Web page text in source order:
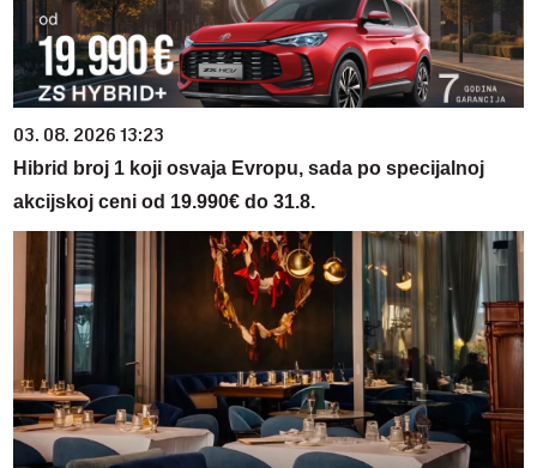
03. 08. 2026 13:23
Hibrid broj 1 koji osvaja Evropu, sada po specijalnoj
akcijskoj ceni od 19.990€ do 31.8.